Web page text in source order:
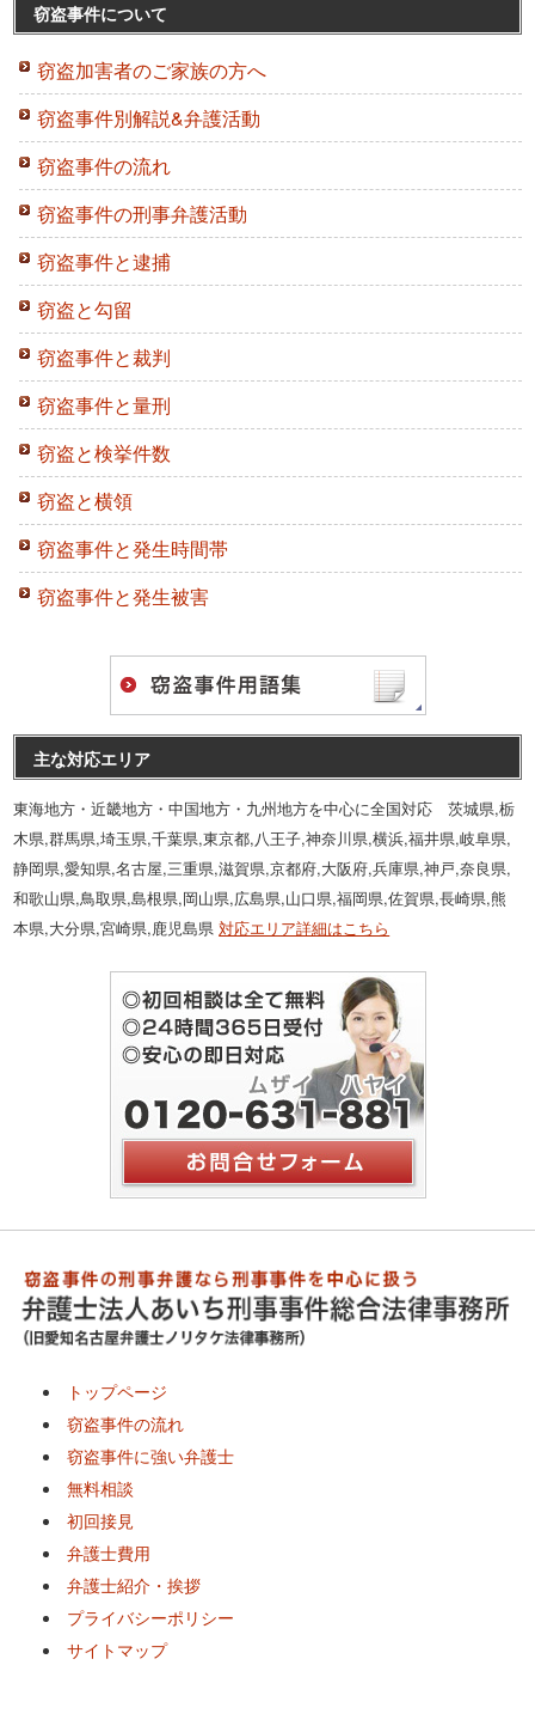
窃盗事件について
窃盗加害者のご家族の方へ
窃盗事件別解説&弁護活動
窃盗事件の流れ
窃盗事件の刑事弁護活動
窃盗事件と逮捕
窃盗と勾留
窃盗事件と裁判
窃盗事件と量刑
窃盗と検挙件数
窃盗と横領
窃盗事件と発生時間帯
窃盗事件と発生被害
主な対応エリア
東海地方・近畿地方・中国地方・九州地方を中心に全国対応 茨城県,栃
木県,群馬県,埼玉県,千葉県,東京都,八王子,神奈川県,横浜,福井県,岐阜県,
静岡県,愛知県,名古屋,三重県,滋賀県,京都府,大阪府,兵庫県,神戸,奈良県,
和歌山県,鳥取県,島根県,岡山県,広島県,山口県,福岡県,佐賀県,長崎県,熊
本県,大分県,宮崎県,鹿児島県対応エリア詳細はこちら
トップページ
窃盗事件の流れ
窃盗事件に強い弁護士
無料相談
初回接見
弁護士費用
弁護士紹介・挨拶
プライバシーポリシー
サイトマップ